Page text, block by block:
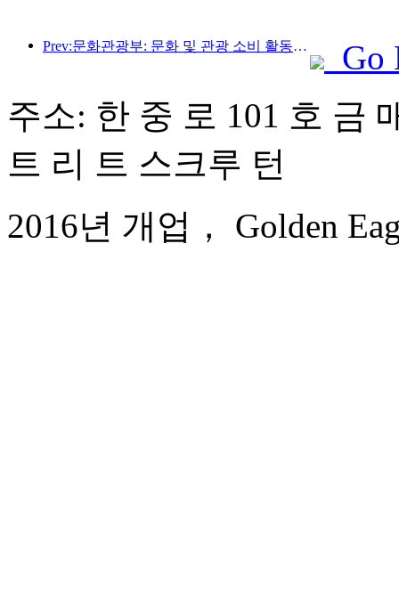
Prev:문화관광부: 문화 및 관광 소비 활동과 여행을 안내하기 위해 수요와 공급 모두에 초점을 맞춥니다.
Go
주소: 한 중 로 101 호 금
트 리 트 스크루 턴
2016년 개업， Golden